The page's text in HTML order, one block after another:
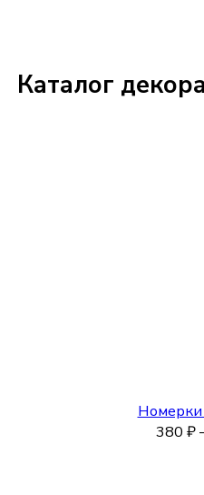
Каталог
380 ₽